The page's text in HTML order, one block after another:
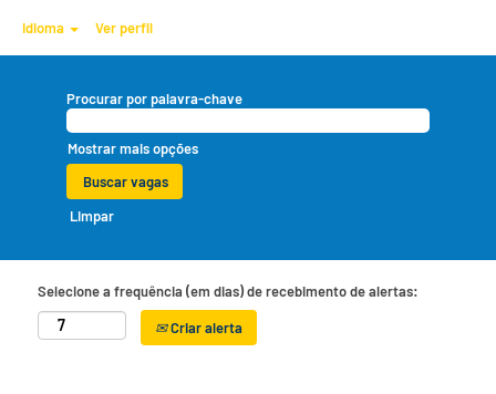
Idioma Ver perfil
Procurar por palavra-chave
Mostrar mais opções
Limpar
Selecione a frequência (em dias) de recebimento de alertas:
Criar alerta